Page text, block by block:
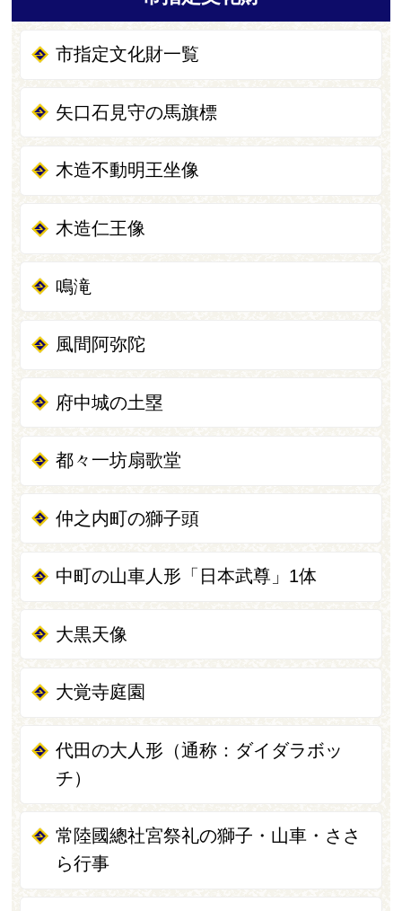
市指定文化財一覧
矢口石見守の馬旗標
木造不動明王坐像
木造仁王像
鳴滝
風間阿弥陀
府中城の土塁
都々一坊扇歌堂
仲之内町の獅子頭
中町の山車人形「日本武尊」1体
大黒天像
大覚寺庭園
代田の大人形（通称：ダイダラボッ
チ）
常陸國總社宮祭礼の獅子・山車・ささ
ら行事